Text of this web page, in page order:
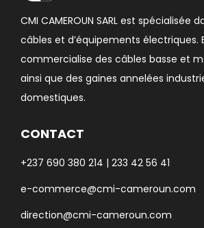
CMI CAMEROUN SARL est spécialisée
câbles et d’équipements électriques.
commercialise des câbles basse et
ainsi que des gaines annelées
domestiques.
CONTACT
+237 690 380 214 | 233 42 56 41
e-commerce@cmi-cameroun.com
direction@cmi-cameroun.com